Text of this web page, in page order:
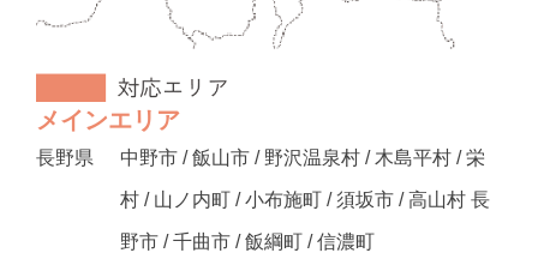
メインエリア
長野県 中野市 / 飯山市 / 野沢温泉村 / 木島平村 / 栄
村 / 山ノ内町 / 小布施町 / 須坂市 / 高山村 長
野市 / 千曲市 / 飯綱町 / 信濃町